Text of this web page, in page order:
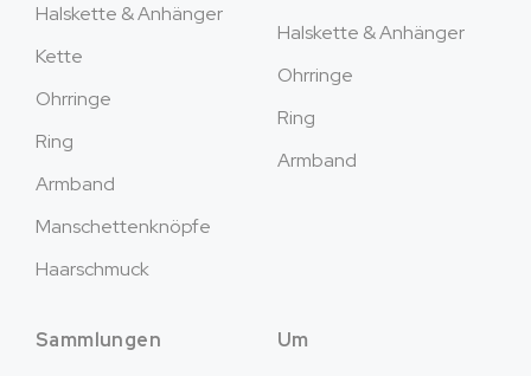
Halskette & Anhänger
Kette
Ohrringe
Ring
Armband
Manschettenknöpfe
Haarschmuck
Halskette & Anhänger
Ohrringe
Ring
Armband
Sammlungen Um